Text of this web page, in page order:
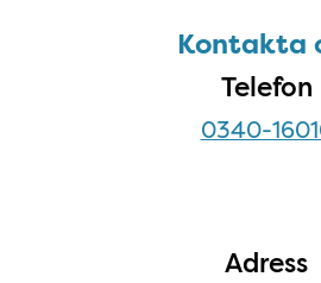
Kontakta ossKontakta
Telefon
0340-
Adress